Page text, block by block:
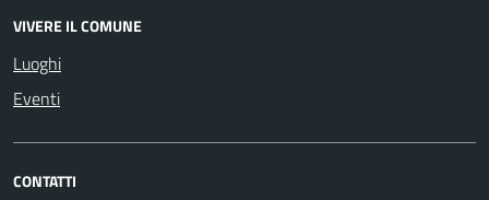
VIVERE IL COMUNE
Luoghi
Eventi
CONTATTI